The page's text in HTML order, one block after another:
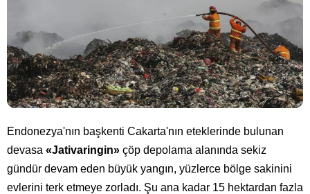
Endonezya'nın başkenti Cakarta'nın eteklerinde bulunan
devasa «Jativaringin» çöp depolama alanında sekiz
gündür devam eden büyük yangın, yüzlerce bölge sakinini
evlerini terk etmeye zorladı. Şu ana kadar 15 hektardan fazla